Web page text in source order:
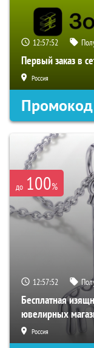
12:57:51
Первый заказ в
Россия
Промокод
до 100%
12:57:51
Бесплатная
ювелирных
Россия